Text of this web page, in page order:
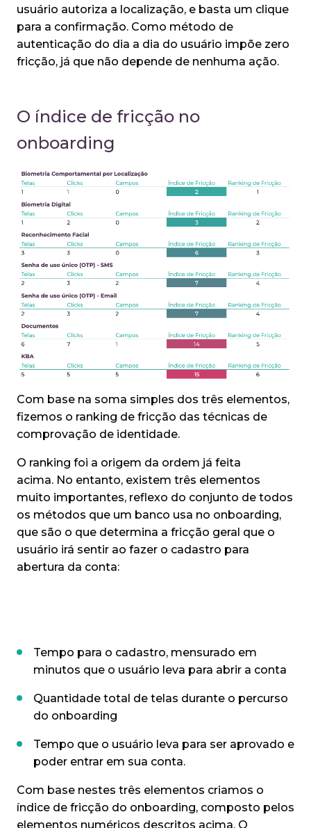
usuário autoriza a localização, e basta um clique
para a confirmação. Como método de
autenticação do dia a dia do usuário impõe zero
fricção, já que não depende de nenhuma ação.
O índice de fricção no
onboarding
Com base na soma simples dos três elementos,
fizemos o ranking de fricção das técnicas de
comprovação de identidade.
O ranking foi a origem da ordem já feita
acima. No entanto, existem três elementos
muito importantes, reflexo do conjunto de todos
os métodos que um banco usa no onboarding,
que são o que determina a fricção geral que o
usuário irá sentir ao fazer o cadastro para
abertura da conta:
Tempo para o cadastro, mensurado em
minutos que o usuário leva para abrir a conta
Quantidade total de telas durante o percurso
do onboarding
Tempo que o usuário leva para ser aprovado e
poder entrar em sua conta.
Com base nestes três elementos criamos o
índice de fricção do onboarding, composto pelos
elementos numéricos descritos acima. O